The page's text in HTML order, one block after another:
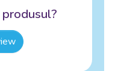
produsul?